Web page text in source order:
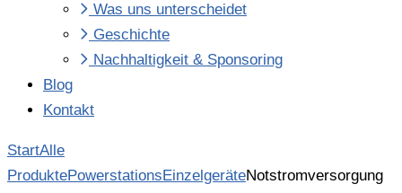
Was uns unterscheidet
Geschichte
Nachhaltigkeit & Sponsoring
Blog
Kontakt
StartAlle
ProduktePowerstationsEinzelgeräteNotstromversorgung